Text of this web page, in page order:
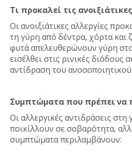
Τι προκαλεί τις
Οι ανοιξιάτικες αλλεργίες
τη γύρη από δέντρα, χόρτα και
φυτά απελευθερώνουν γύρη
εισέλθει στις ρινικές διόδους
αντίδραση του
Συμπτώματα που πρέπει να
Οι αλλεργικές αντιδράσεις
ποικίλλουν σε σοβαρότητα,
συμπτώματα περιλαμβάνουν: